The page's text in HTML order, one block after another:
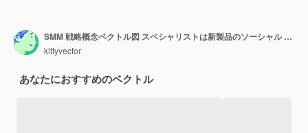
SMM 戦略概念ベクトル図 スペシャリストは新製品のソーシャル マーケティング プロモーションに取り組んでいます マーケティングのための創造的なメディア
kittyvector
あなたにおすすめのベクトル